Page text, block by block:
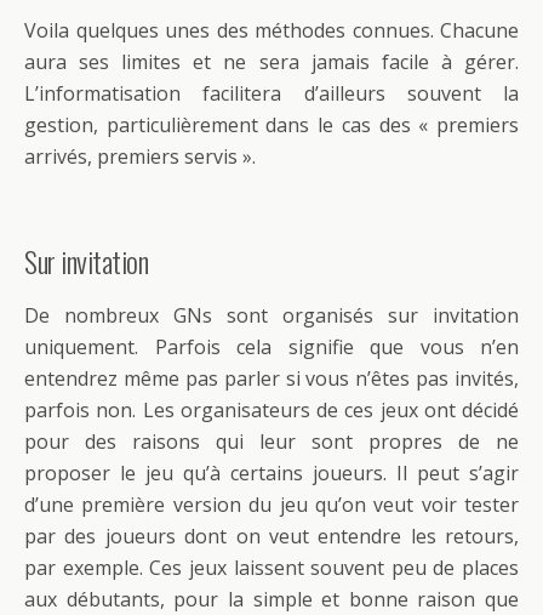
Voila quelques unes des méthodes connues. Chacune
aura ses limites et ne sera jamais facile à gérer.
L’informatisation facilitera d’ailleurs souvent la
gestion, particulièrement dans le cas des « premiers
arrivés, premiers servis ».
Sur invitation
De nombreux GNs sont organisés sur invitation
uniquement. Parfois cela signifie que vous n’en
entendrez même pas parler si vous n’êtes pas invités,
parfois non. Les organisateurs de ces jeux ont décidé
pour des raisons qui leur sont propres de ne
proposer le jeu qu’à certains joueurs. Il peut s’agir
d’une première version du jeu qu’on veut voir tester
par des joueurs dont on veut entendre les retours,
par exemple. Ces jeux laissent souvent peu de places
aux débutants, pour la simple et bonne raison que